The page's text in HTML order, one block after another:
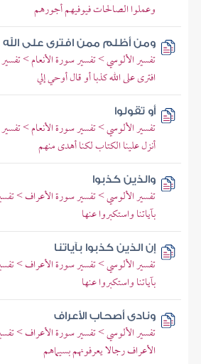
وعملوا الصالحات فيوفيهم أجورهم
ومن أظلم ممن افترى على الله
تفسير الألوسي > تفسير سورة الأنعام >
افترى على الله كذبا أو قال أوحي إلي
أو تقولوا
تفسير الألوسي > تفسير سورة الأنعام > تفسير
أنزل علينا الكتاب لكنا أهدى منهم
والذين كذبوا
تفسير الألوسي > تفسير سورة الأعراف >
بآياتنا واستكبروا عنها
إن الذين كذبوا بآياتنا
تفسير الألوسي > تفسير سورة الأعراف >
بآياتنا واستكبروا عنها
ونادى أصحاب الأعراف
تفسير الألوسي > تفسير سورة الأعراف >
الأعراف رجالا يعرفونهم بسيماهم